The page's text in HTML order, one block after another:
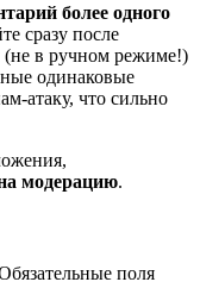
более одного
сразу после
(не в ручном режиме!)
одинаковые
атаку, что сильно
модерацию.
поля